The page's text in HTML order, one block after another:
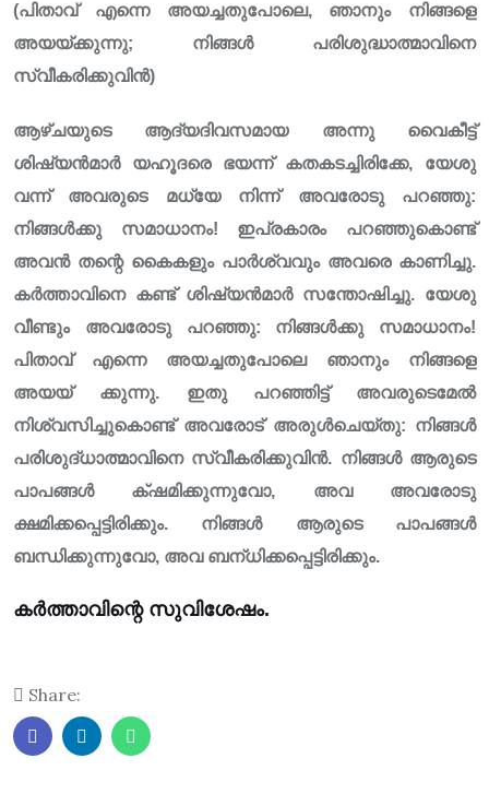
(പിതാവ് എന്നെ അയച്ചതുപോലെ, ഞാനും നിങ്ങളെ
അയയ്ക്കുന്നു; നിങ്ങൾ പരിശുദ്ധാത്മാവിനെ
സ്വീകരിക്കുവിൻ)
ആഴ്ച‌യുടെ ആദ്യദിവസമായ അന്നു വൈകീട്ട്
ശിഷ്യൻമാർ യഹൂദരെ ഭയന്ന് കതകടച്ചിരിക്കേ, യേശു
വന്ന് അവരുടെ മധ്യേ നിന്ന് അവരോടു പറഞ്ഞു:
നിങ്ങൾക്കു സമാധാനം! ഇപ്രകാരം പറഞ്ഞുകൊണ്ട്
അവൻ തന്റെ കൈകളും പാർശ്വവും അവരെ കാണിച്ചു.
കർത്താവിനെ കണ്ട് ശിഷ്യൻമാർ സന്തോഷിച്ചു. യേശു
വീണ്ടും അവരോടു പറഞ്ഞു: നിങ്ങൾക്കു സമാധാനം!
പിതാവ് എന്നെ അയച്ചതുപോലെ ഞാനും നിങ്ങളെ
അയയ് ക്കുന്നു. ഇതു പറഞ്ഞിട്ട് അവരുടെമേൽ
നിശ്വസിച്ചുകൊണ്ട് അവരോട് അരുൾചെയ്തു‌: നിങ്ങൾ
പരിശുദ്‌ധാത്മാവിനെ സ്വീകരിക്കുവിൻ. നിങ്ങൾ ആരുടെ
പാപങ്ങൾ ക്‌ഷമിക്കുന്നുവോ, അവ അവരോടു
ക്ഷമിക്കപ്പെട്ടിരിക്കും. നിങ്ങൾ ആരുടെ പാപങ്ങൾ
ബന്ധിക്കുന്നുവോ, അവ ബന്‌ധിക്കപ്പെട്ടിരിക്കും.
കർത്താവിന്റെ സുവിശേഷം.
Share: